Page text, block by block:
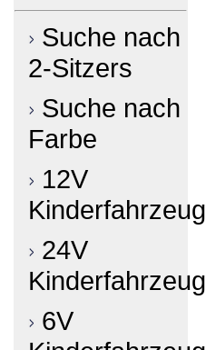
Suche nach
2-Sitzers
Suche nach
Farbe
12V
Kinderfahrzeug
24V
Kinderfahrzeug
6V